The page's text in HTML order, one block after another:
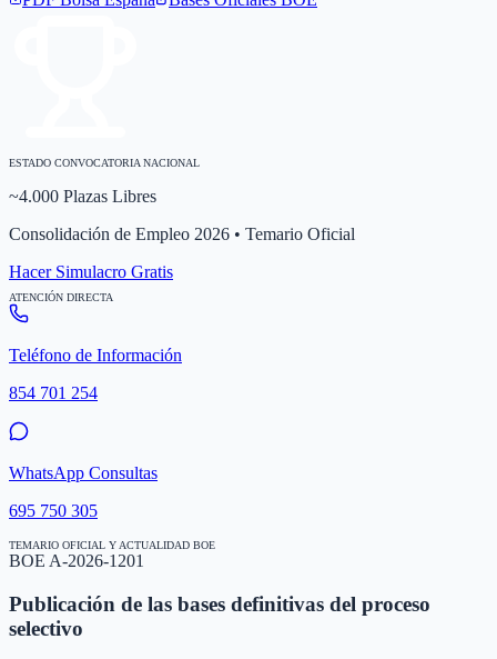
ESTADO CONVOCATORIA NACIONAL
~4.000 Plazas Libres
Consolidación de Empleo 2026 • Temario Oficial
Hacer Simulacro Gratis
ATENCIÓN DIRECTA
Teléfono de Información
854 701 254
WhatsApp Consultas
695 750 305
TEMARIO OFICIAL Y ACTUALIDAD BOE
BOE A-2026-1201
Publicación de las bases definitivas del proceso
selectivo